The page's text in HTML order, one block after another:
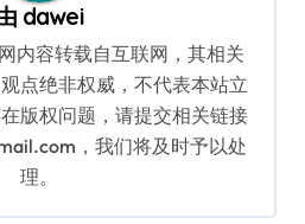
dawei
内容转载自互联网，其相关
点绝非权威，不代表本站立
版权问题，请提交相关链接
，我们将及时予以处
理。